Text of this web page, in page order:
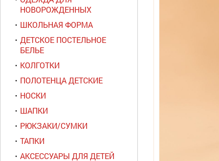
НОВОРОЖДЕННЫХ
ШКОЛЬНАЯ ФОРМА
ДЕТСКОЕ ПОСТЕЛЬНОЕ
БЕЛЬЕ
КОЛГОТКИ
ПОЛОТЕНЦА ДЕТСКИЕ
НОСКИ
ШАПКИ
РЮКЗАКИ/СУМКИ
ТАПКИ
АКСЕССУАРЫ ДЛЯ ДЕТЕЙ